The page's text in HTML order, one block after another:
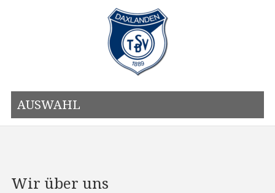
AUSWAHL
Wir über uns